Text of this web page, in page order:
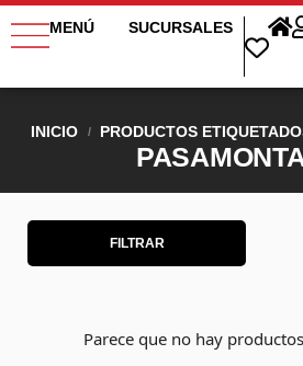
MENÚ SUCURSALES
INICIO / PRODUCTOS
FILTRAR
Parece que no hay